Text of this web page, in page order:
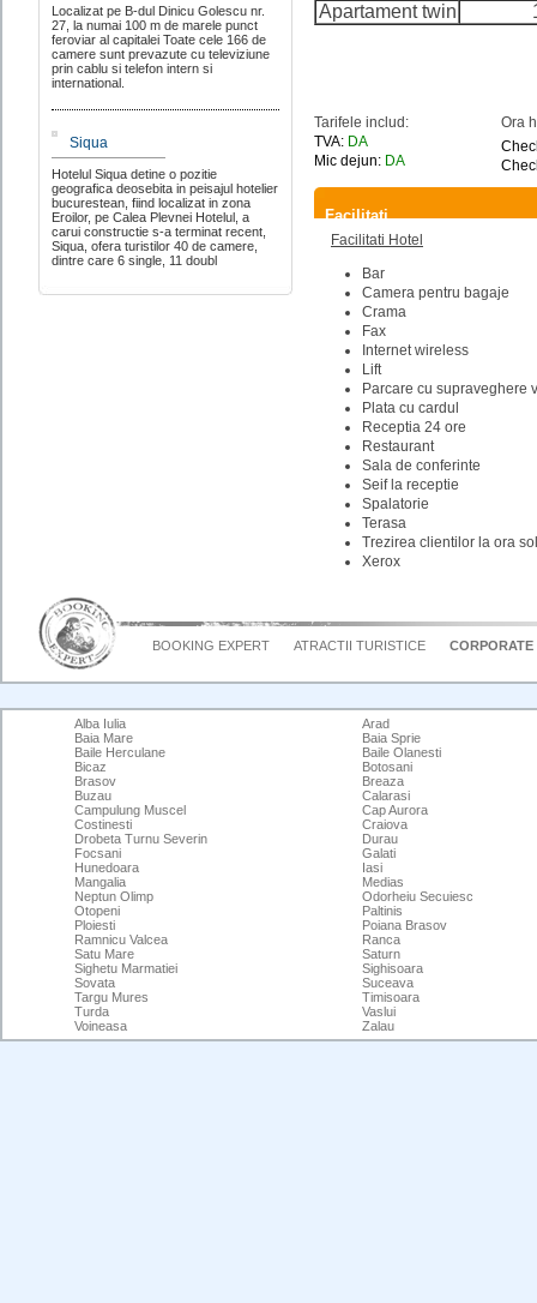
Localizat pe B-dul Dinicu Golescu nr.
27, la numai 100 m de marele punct
feroviar al capitalei Toate cele 166 de
camere sunt prevazute cu televiziune
prin cablu si telefon intern si
international.
Siqua
Hotelul Siqua detine o pozitie
geografica deosebita in peisajul hotelier
bucurestean, fiind localizat in zona
Eroilor, pe Calea Plevnei Hotelul, a
carui constructie s-a terminat recent,
Siqua, ofera turistilor 40 de camere,
dintre care 6 single, 11 doubl
Apartament twin
Tarifele includ:
TVA: DA
Mic dejun: DA
Ora
Facilitati
Facilitati Hotel
Bar
Camera pentru bagaje
Crama
Fax
Internet wireless
Lift
Parcare cu supraveghere
Plata cu cardul
Receptia 24 ore
Restaurant
Sala de conferinte
Seif la receptie
Spalatorie
Terasa
Trezirea clientilor la ora
Xerox
BOOKING EXPERT ATRACTII TURISTICE CORPORATE
Alba Iulia
Arad
Baia Mare
Baia Sprie
Baile Herculane
Baile Olanesti
Bicaz
Botosani
Brasov
Breaza
Buzau
Calarasi
Campulung Muscel
Cap Aurora
Costinesti
Craiova
Drobeta Turnu Severin
Durau
Focsani
Galati
Hunedoara
Iasi
Mangalia
Medias
Neptun Olimp
Odorheiu Secuiesc
Otopeni
Paltinis
Ploiesti
Poiana Brasov
Ramnicu Valcea
Ranca
Satu Mare
Saturn
Sighetu Marmatiei
Sighisoara
Sovata
Suceava
Targu Mures
Timisoara
Turda
Vaslui
Voineasa
Zalau